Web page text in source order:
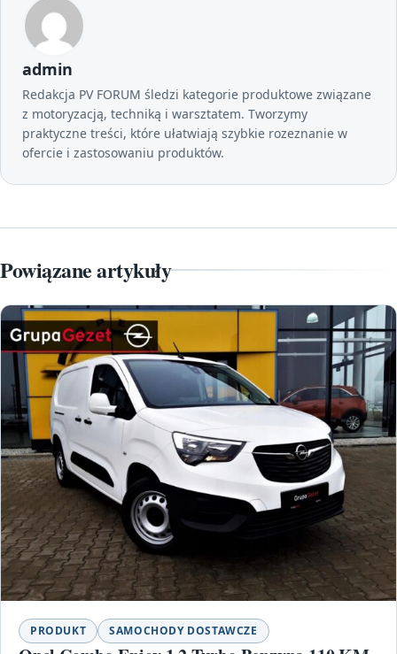
admin
Redakcja PV FORUM śledzi kategorie produktowe związane
z motoryzacją, techniką i warsztatem. Tworzymy
praktyczne treści, które ułatwiają szybkie rozeznanie w
ofercie i zastosowaniu produktów.
Powiązane artykuły
PRODUKT SAMOCHODY DOSTAWCZE